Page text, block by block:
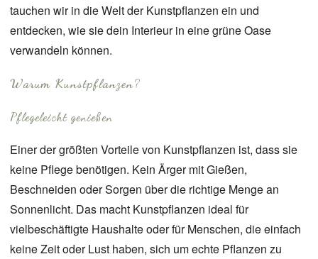
tauchen wir in die Welt der Kunstpflanzen ein und
entdecken, wie sie dein Interieur in eine grüne Oase
verwandeln können.
Warum Kunstpflanzen?
Pflegeleicht genießen
Einer der größten Vorteile von Kunstpflanzen ist, dass sie
keine Pflege benötigen. Kein Ärger mit Gießen,
Beschneiden oder Sorgen über die richtige Menge an
Sonnenlicht. Das macht Kunstpflanzen ideal für
vielbeschäftigte Haushalte oder für Menschen, die einfach
keine Zeit oder Lust haben, sich um echte Pflanzen zu